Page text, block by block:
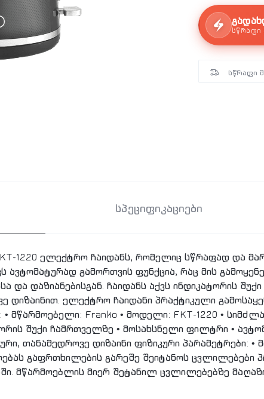
სწრაფი
სპეციფიკაციები
1220 ელექტრო ჩაიდანს, რომელიც სწრაფად და
ავტომატურად გამორთვის ფუნქცია, რაც მის
და დაზიანებისგან. ჩაიდანს აქვს ინდიკატორის
დიზაინით. ელექტრო ჩაიდანი პრაქტიკული
• მწარმოებელი: Franko • მოდელი: FKT-1220 •
შუქი ჩამრთველზე • მოსახსნელი ფილტრი •
თანამედროვე დიზაინი ფიზიკური პარამეტრები:
გაფრთხილების გარეშე შეიტანოს ცვლილებები
მწარმოებლის მიერ შეტანილ ცვლილებებზე